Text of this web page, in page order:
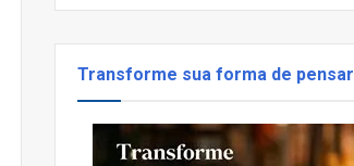
Transforme sua forma de pensar